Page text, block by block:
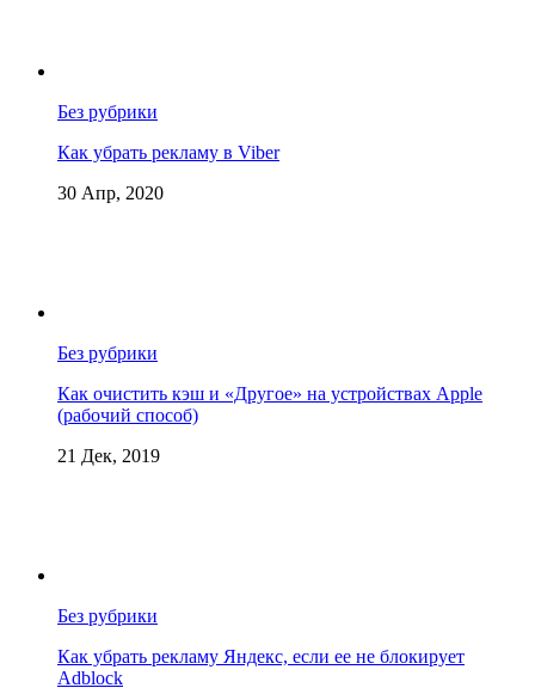
Без рубрики
Как убрать рекламу в Viber
30 Апр, 2020
Без рубрики
Как очистить кэш и «Другое» на устройствах Apple
(рабочий способ)
21 Дек, 2019
Без рубрики
Как убрать рекламу Яндекс, если ее не блокирует
Adblock